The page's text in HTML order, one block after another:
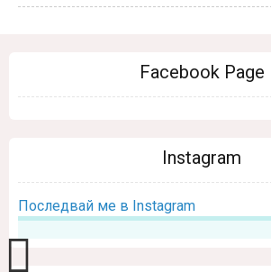
Facebook Page
Instagram
Последвай ме в Instagram